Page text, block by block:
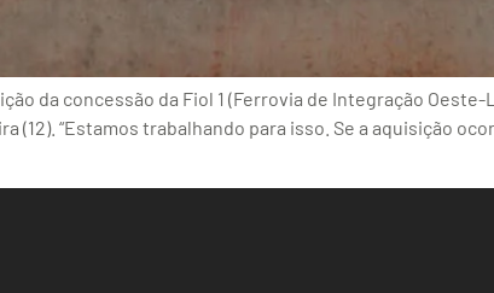
da concessão da Fiol 1 (Ferrovia de Integração
(12). “Estamos trabalhando para isso. Se a aquisição